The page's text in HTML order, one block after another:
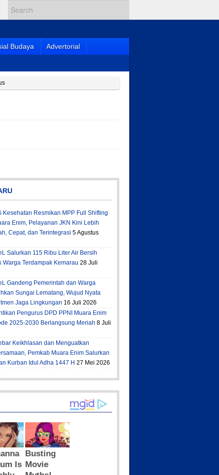
Budaya Advertorial
Kesehatan Resmikan MPP Full Shifting
Enim, Pelayanan JKN Kini Lebih
Cepat, dan Terintegrasi 5 Agustus
Salurkan 115 Ribu Liter Air Bersih
Warga Terdampak Kemarau 28 Juli
Gandeng Pemerintah dan Warga
Sungai Lematang, Wujud Nyata
Jaga Lingkungan 16 Juli 2026
Pengurus DPD PPNI Muara Enim
2025-2030 Berlangsung Meriah 8 Juli
Keikhlasan dan Menguatkan
Pemkab Muara Enim Salurkan
Kurban Idul Adha 1447 H 27 Mei 2026